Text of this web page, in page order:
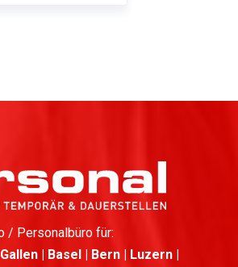
/ Personalbüro für:
| Basel | Bern | Luzern |